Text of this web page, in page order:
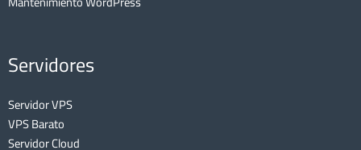
Servidores
Servidor VPS
VPS Barato
Servidor Cloud